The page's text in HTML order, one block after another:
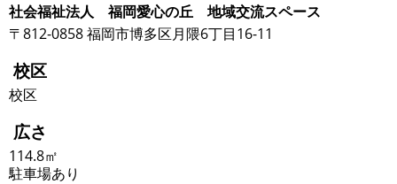
社会福祉法人 福岡愛心の丘 地域交流スペース
〒812-0858 福岡市博多区月隈6丁目16-11
校区
校区
広さ
114.8㎡
駐車場あり